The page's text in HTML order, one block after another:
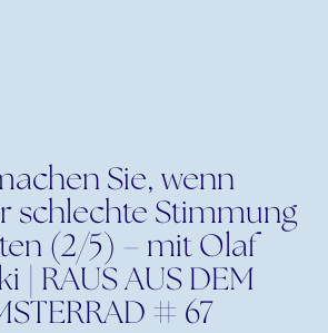
Sie, wenn
schlechte Stimmung
(2/5) – mit Olaf
| RAUS AUS DEM
# 67